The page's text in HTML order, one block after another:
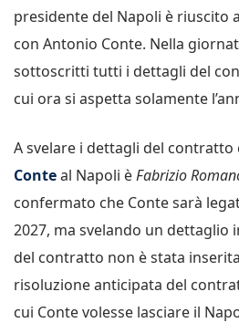
presidente del Napoli è riuscito
con Antonio Conte. Nella
sottoscritti tutti i dettagli del
cui ora si aspetta solamente
A svelare i dettagli del contratto
Conteal Napoli èFabrizio
confermato che Conte sarà
2027, ma svelando un dettaglio
del contratto non è stata
risoluzione anticipata del
cui Conte volesse lasciare il